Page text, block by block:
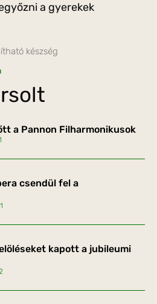
a gyerekek
készség
a Pannon Filharmonikusok
csendül fel a
kapott a jubileumi